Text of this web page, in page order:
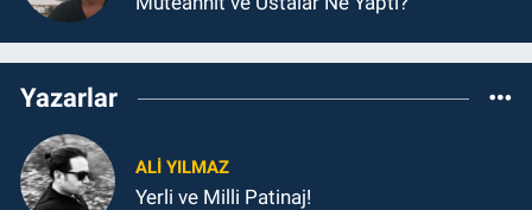
Yazarlar
ALI YILMAZ
Yerli ve Milli Patinaj!